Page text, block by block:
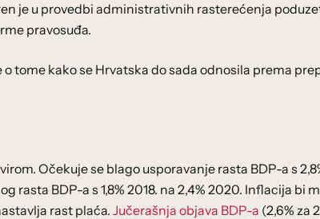
je u provedbi administrativnih rasterećenja
pravosuđa.
tome kako se Hrvatska do sada odnosila prema
Očekuje se blago usporavanje rasta BDP-a s
rasta BDP-a s 1,8% 2018. na 2,4% 2020. Inflacija bi
rast plaća. Jučerašnja objava BDP-a (2,6% za